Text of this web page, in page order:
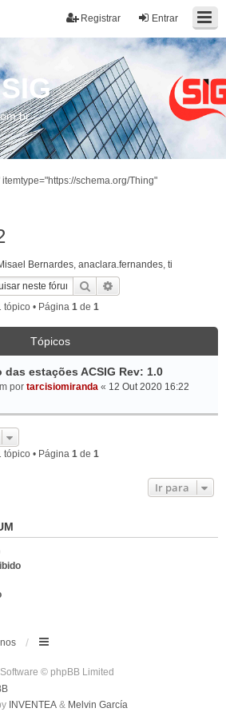
Entrar
Registrar
itemtype="https://schema.org/Thing"
Bernardes, anaclara.fernandes, ti
Pesquisar
tópico • Página 1de 1
Tópicos
estações ACSIG Rev: 1.0
por tarcisiomiranda « 12 Out 2020 16:22
tópico • Página 1de 1
Ir para
© phpBB Limited
INVENTEA & Melvin García